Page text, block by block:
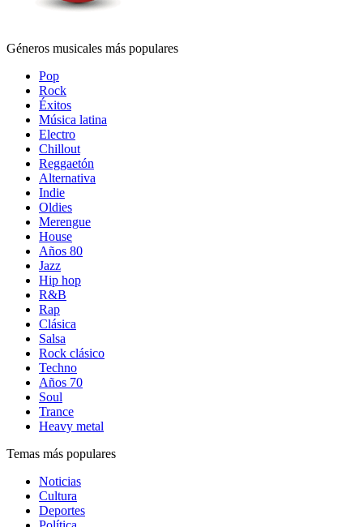
Géneros musicales más populares
Pop
Rock
Éxitos
Música latina
Electro
Chillout
Reggaetón
Alternativa
Indie
Oldies
Merengue
House
Años 80
Jazz
Hip hop
R&B
Rap
Clásica
Salsa
Rock clásico
Techno
Años 70
Soul
Trance
Heavy metal
Temas más populares
Noticias
Cultura
Deportes